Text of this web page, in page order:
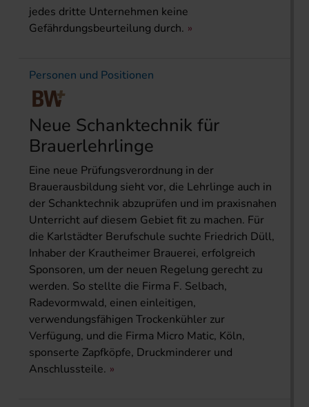
jedes dritte Unternehmen keine
Gefährdungsbeurteilung durch.
Personen und Positionen
Neue Schanktechnik für
Brauerlehrlinge
Eine neue Prüfungsverordnung in der
Brauerausbildung sieht vor, die Lehrlinge auch in
der Schanktechnik abzuprüfen und im praxisnahen
Unterricht auf diesem Gebiet fit zu machen. Für
die Karlstädter Berufschule suchte Friedrich Düll,
Inhaber der Krautheimer Brauerei, erfolgreich
Sponsoren, um der neuen Regelung gerecht zu
werden. So stellte die Firma F. Selbach,
Radevormwald, einen einleitigen,
verwendungsfähigen Trockenkühler zur
Verfügung, und die Firma Micro Matic, Köln,
sponserte Zapfköpfe, Druckminderer und
Anschlussteile.